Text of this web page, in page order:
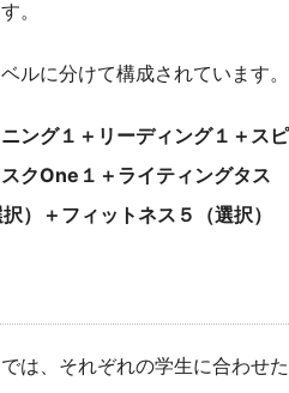
。
ルに分けて構成されています。
グ１＋リーディング１＋スピ
クOne１＋ライティングタス
）＋フィットネス５（選択）
は、それぞれの学生に合わせた